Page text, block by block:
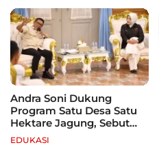
Andra Soni Dukung
Program Satu Desa Satu
Hektare Jagung, Sebut
Banten Punya Peluang
Jadi Sentra Produksi
EDUKASI